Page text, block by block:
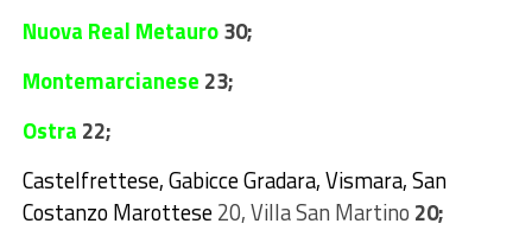
Nuova Real Metauro30;
Montemarcianese 23;
Ostra 22;
Castelfrettese, Gabicce Gradara,Vismara,San
Costanzo Marottese20, Villa San Martino 20;